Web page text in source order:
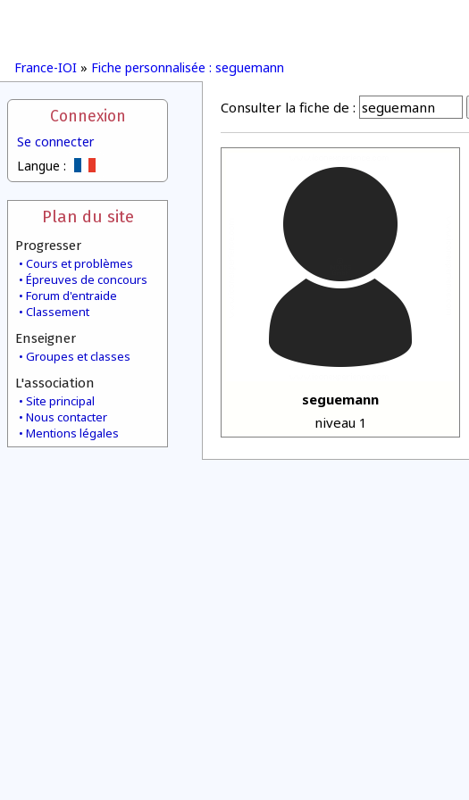
France-IOI » Fiche personnalisée : seguemann
Connexion
Se connecter
Langue :
Plan du site
Progresser
Cours et problèmes
Épreuves de concours
Forum d'entraide
Classement
Enseigner
Groupes et classes
L'association
Site principal
Nous contacter
Mentions légales
Consulter la fiche de :
seguemann
niveau 1